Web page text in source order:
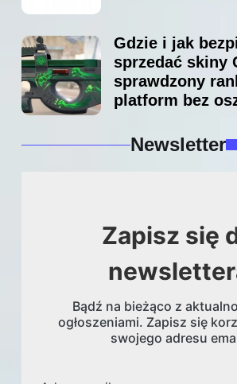
Gdzie i jak
sprzedać skiny
sprawdzony
platform bez
Newsletter
Zapisz się
Bądź na bieżąco z
ogłoszeniami. Zapisz się
swojego adresu